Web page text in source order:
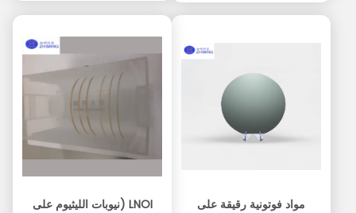
مواد فوتونية رقيقة على
LNOI (نيوبات الليثيوم على